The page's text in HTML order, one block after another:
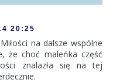
20:25
na dalsze wspólne
że choć maleńka część
znalazła się na tej